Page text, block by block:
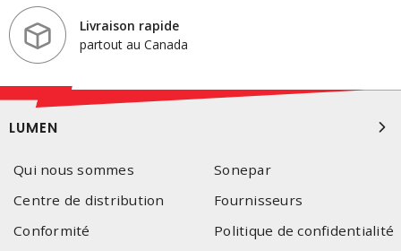
Livraison rapide
partout au Canada
LUMEN
Qui nous sommes
Sonepar
Centre de distribution
Fournisseurs
Conformité
Politique de confidentialité